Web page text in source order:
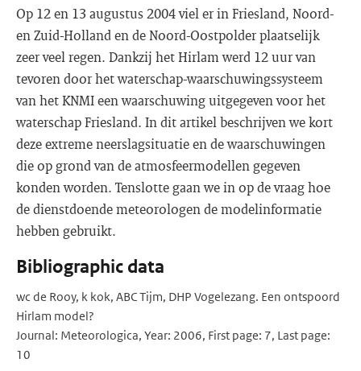
Op 12 en 13 augustus 2004 viel er in Friesland, Noord-
en Zuid-Holland en de Noord-Oostpolder plaatselijk
zeer veel regen. Dankzij het Hirlam werd 12 uur van
tevoren door het waterschap-waarschuwingssysteem
van het KNMI een waarschuwing uitgegeven voor het
waterschap Friesland. In dit artikel beschrijven we kort
deze extreme neerslagsituatie en de waarschuwingen
die op grond van de atmosfeermodellen gegeven
konden worden. Tenslotte gaan we in op de vraag hoe
de dienstdoende meteorologen de modelinformatie
hebben gebruikt.
Bibliographic data
wc de Rooy, k kok, ABC Tijm, DHP Vogelezang. Een ontspoord
Hirlam model?
Journal: Meteorologica, Year: 2006, First page: 7, Last page:
10